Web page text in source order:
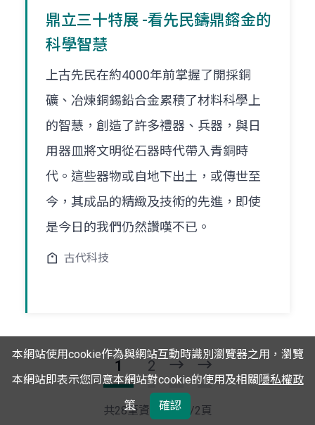
鼎立三十特展 -看先民鑄鼎鎔金的
科學智慧
上古先民在約4000年前掌握了開採銅
礦、冶煉銅錫鉛合金累積了材料科學上
的智慧，創造了許多禮器、兵器，與日
用器皿將文明從石器時代帶入青銅時
代。這些器物或自地下出土，或傳世至
今，其成品的精緻及技術的先進，即使
是今日的我們仍然讚嘆不已。
古代科技
1 2
下
一
頁
最
一
共28筆資料，第1/2頁
本網站使用cookie作為與網站互動時識別瀏覽器之用，瀏覽
本網站即表示您同意本網站對cookie的使用及相關隱私權政
策
確認